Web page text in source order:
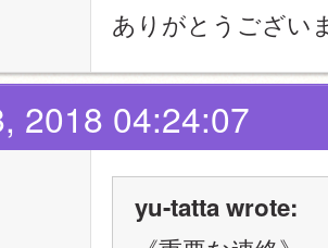
ありがとうござい
2018 04:24:07
yu-tatta wrote: